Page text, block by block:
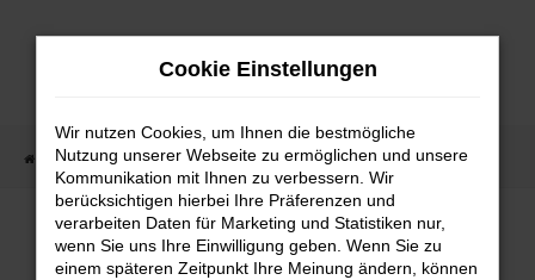
Zum
Startseite Fahrzeugangebote Fahrzeugmarkt
Fahrzeugmarkt
Cookie Einstellungen
Wir nutzen Cookies, um Ihnen die bestmögliche
Nutzung unserer Webseite zu ermöglichen und unsere
Kommunikation mit Ihnen zu verbessern. Wir
berücksichtigen hierbei Ihre Präferenzen und
verarbeiten Daten für Marketing und Statistiken nur,
wenn Sie uns Ihre Einwilligung geben. Wenn Sie zu
einem späteren Zeitpunkt Ihre Meinung ändern, können